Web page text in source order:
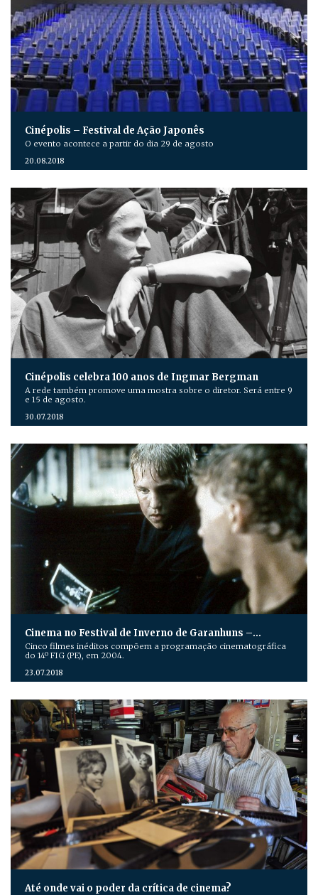
Cinépolis – Festival de Ação Japonês
O evento acontece a partir do dia 29 de agosto
20.08.2018
Cinépolis celebra 100 anos de Ingmar Bergman
A rede também promove uma mostra sobre o diretor. Será entre 9
e 15 de agosto.
30.07.2018
Cinema no Festival de Inverno de Garanhuns –…
Cinco filmes inéditos compõem a programação cinematográfica
do 14º FIG (PE), em 2004.
23.07.2018
Até onde vai o poder da crítica de cinema?